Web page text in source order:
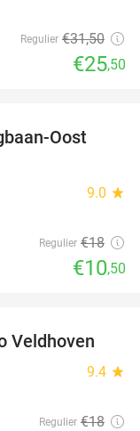
Regulier €31,50
€25,50
42%
Oost
9.0 star
Regulier €18
€10,50
26%
Veldhoven
9.4 star
Regulier €18